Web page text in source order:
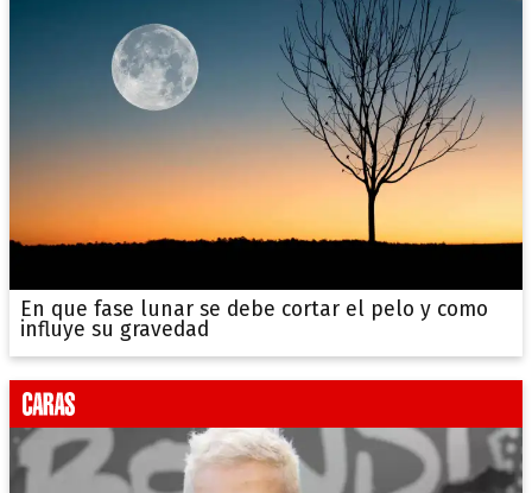
En que fase lunar se debe cortar el pelo y como
influye su gravedad